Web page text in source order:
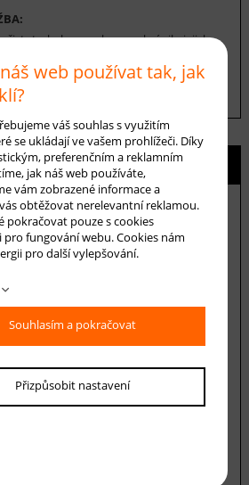
z koberce, aby se zabránilo jejich
jednou za 12-18 měsíců je možné
parním čištěním.
Hlídání ceny
web používat tak, jak
váš souhlas s využitím
se ukládají ve vašem prohlížeči. Díky
preferenčním a reklamním
jak náš web používáte,
vám zobrazené informace a
obtěžovat nerelevantní reklamou.
pokračovat pouze s cookies
fungování webu. Cookies nám
pro další vylepšování.
Souhlasím a pokračovat
Přizpůsobit nastavení